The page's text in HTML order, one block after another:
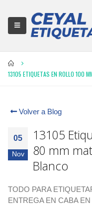
13105 ETIQUETAS EN ROLLO 100
Volver a Blog
05
Nov
13105
80 mm
Blanco
TODO PARA
ENTREGA EN CABA EN